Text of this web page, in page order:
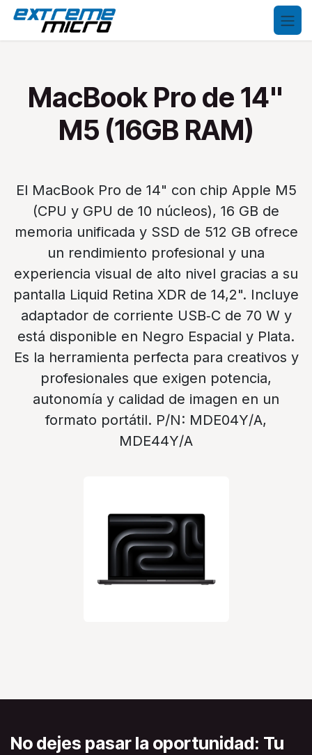
Ir al contenido
MacBook Pro de 14"
M5 (16GB RAM)
El MacBook Pro de 14" con chip Apple M5
(CPU y GPU de 10 núcleos), 16 GB de
memoria unificada y SSD de 512 GB ofrece
un rendimiento profesional y una
experiencia visual de alto nivel gracias a su
pantalla Liquid Retina XDR de 14,2". Incluye
adaptador de corriente USB‑C de 70 W y
está disponible en Negro Espacial y Plata.
Es la herramienta perfecta para creativos y
profesionales que exigen potencia,
autonomía y calidad de imagen en un
formato portátil. P/N: MDE04Y/A,
MDE44Y/A
No dejes pasar la oportunidad: Tu